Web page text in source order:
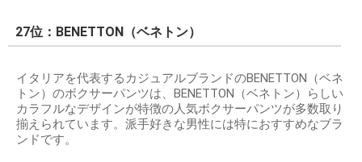
27位：BENETTON（ベネトン）
イタリアを代表するカジュアルブランドのBENETTON（ベネ
トン）のボクサーパンツは、BENETTON（ベネトン）らしい
カラフルなデザインが特徴の人気ボクサーパンツが多数取り
揃えられています。派手好きな男性には特におすすめなブラ
ンドです。